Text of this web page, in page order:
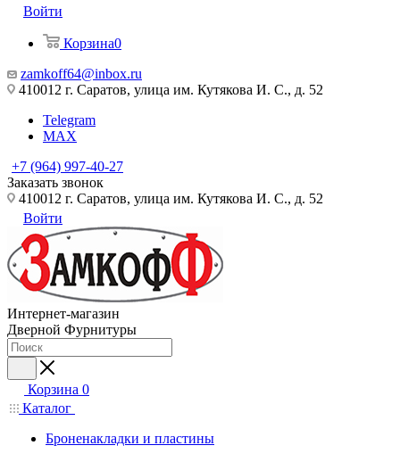
Войти
Корзина0
zamkoff64@inbox.ru
410012 г. Саратов, улица им. Кутякова И. С., д. 52
Telegram
MAX
+7 (964) 997-40-27
Заказать звонок
410012 г. Саратов, улица им. Кутякова И. С., д. 52
Войти
Интернет-магазин
Дверной Фурнитуры
Корзина 0
Каталог
Броненакладки и пластины